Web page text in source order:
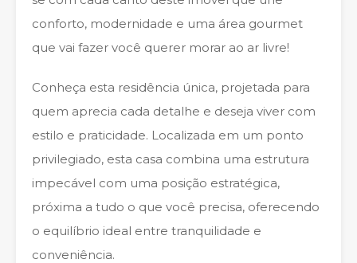
conforto, modernidade e uma área gourmet
que vai fazer você querer morar ao ar livre!
Conheça esta residência única, projetada para
quem aprecia cada detalhe e deseja viver com
estilo e praticidade. Localizada em um ponto
privilegiado, esta casa combina uma estrutura
impecável com uma posição estratégica,
próxima a tudo o que você precisa, oferecendo
o equilíbrio ideal entre tranquilidade e
conveniência.